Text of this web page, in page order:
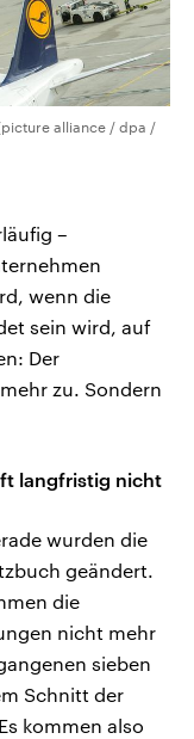
alliance / dpa /
–
wenn die
sein wird, auf
Der
zu. Sondern
langfristig nicht
wurden die
geändert.
die
nicht mehr
sieben
Schnitt der
kommen also